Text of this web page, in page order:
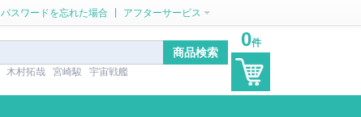
パスワードを忘れた場合 アフターサービス
木村拓哉 宮崎駿 宇宙戦艦
0件